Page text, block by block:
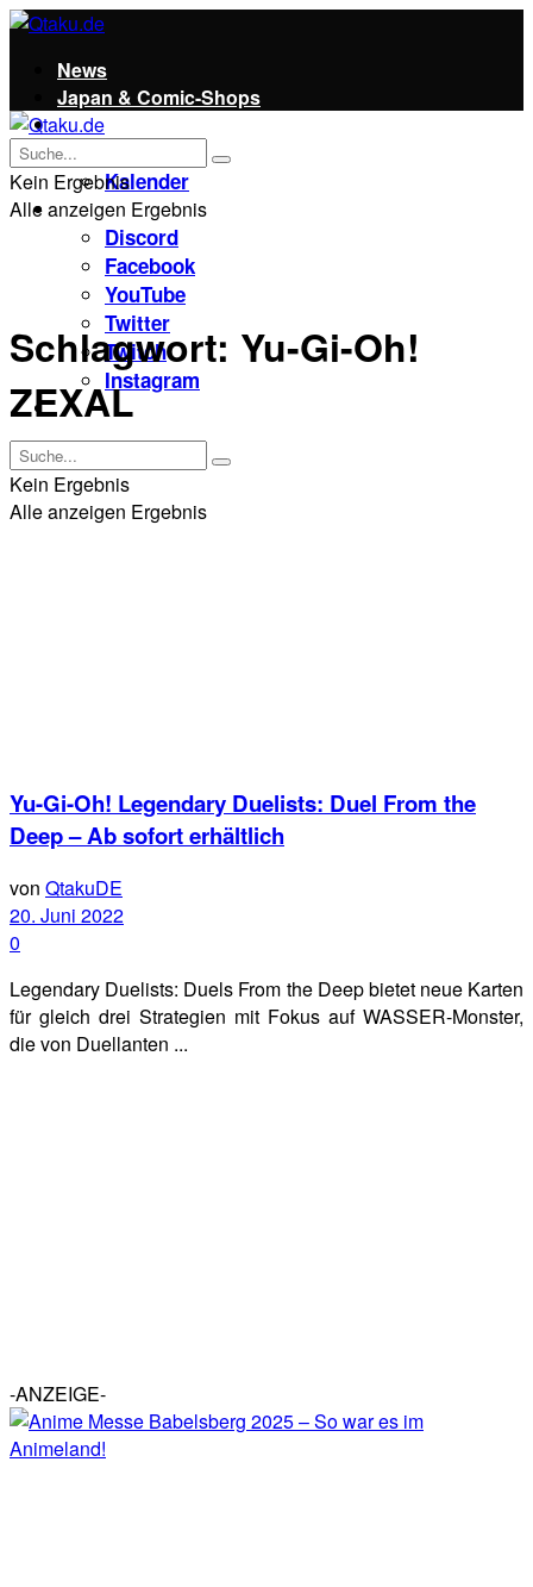
News
Japan & Comic-Shops
Qtaku
Kalender
Social
Discord
Facebook
YouTube
Twitter
Twitch
Instagram
Unterstützt uns!
Kein Ergebnis
Alle anzeigen Ergebnis
Kein Ergebnis
Alle anzeigen Ergebnis
Schlagwort: Yu-Gi-Oh!
ZEXAL
Yu-Gi-Oh! Legendary Duelists: Duel From the
Deep – Ab sofort erhältlich
von QtakuDE
20. Juni 2022
0
Legendary Duelists: Duels From the Deep bietet neue Karten
für gleich drei Strategien mit Fokus auf WASSER-Monster,
die von Duellanten ...
-ANZEIGE-